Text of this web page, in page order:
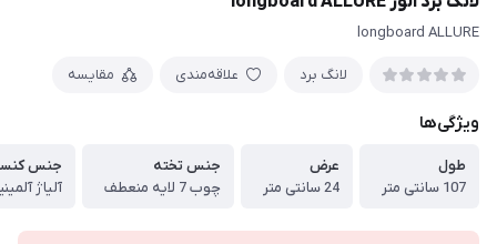
longboard ALLURE
لانگ برد علاقه‌مندی مقایسه
ویژگی‌ها
طول
107 سانتی متر
عرض
24 سانتی متر
جنس تخته
چوب 7 لایه منعطف
جنس
آلیاژ